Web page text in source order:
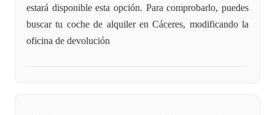
estará disponible esta opción. Para comprobarlo, puedes
buscar tu coche de alquiler en Cáceres, modificando la
oficina de devolución